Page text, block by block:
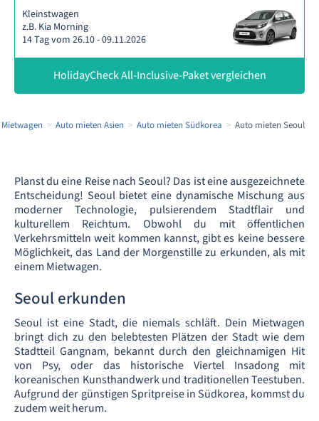
Kleinstwagen
z.B. Kia Morning
14 Tag vom 26.10 - 09.11.2026
HolidayCheck All-Inclusive-Paket vergleichen
Mietwagen Auto mieten Asien Auto mieten Südkorea Auto mieten Seoul
Planst du eine Reise nach Seoul? Das ist eine ausgezeichnete
Entscheidung! Seoul bietet eine dynamische Mischung aus
moderner Technologie, pulsierendem Stadtflair und
kulturellem Reichtum. Obwohl du mit öffentlichen
Verkehrsmitteln weit kommen kannst, gibt es keine bessere
Möglichkeit, das Land der Morgenstille zu erkunden, als mit
einem Mietwagen.
Seoul erkunden
Seoul ist eine Stadt, die niemals schläft. Dein Mietwagen
bringt dich zu den belebtesten Plätzen der Stadt wie dem
Stadtteil Gangnam, bekannt durch den gleichnamigen Hit
von Psy, oder das historische Viertel Insadong mit
koreanischen Kunsthandwerk und traditionellen Teestuben.
Aufgrund der günstigen Spritpreise in Südkorea, kommst du
zudem weit herum.